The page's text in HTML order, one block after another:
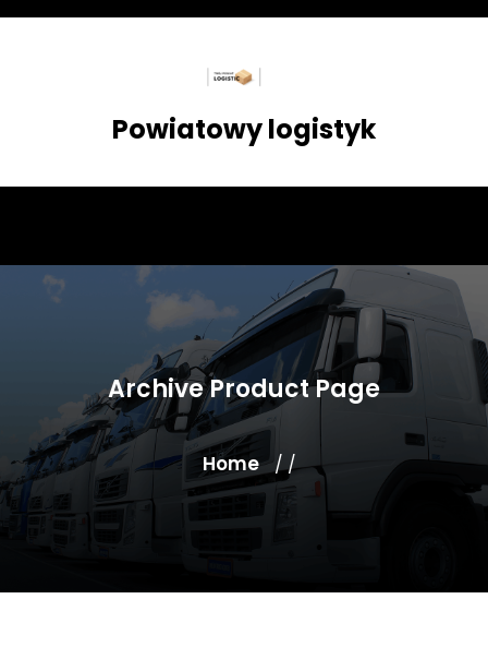
Skip
Powiatowy logistyk
Archive Product Page
Home / /